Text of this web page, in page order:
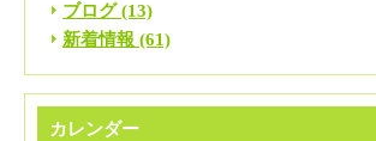
ブログ (13)
新着情報 (61)
カレンダー